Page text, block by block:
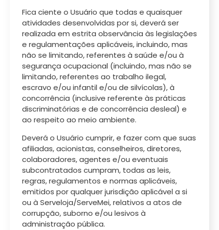
Fica ciente o Usuário que todas e quaisquer
atividades desenvolvidas por si, deverá ser
realizada em estrita observância às legislações
e regulamentações aplicáveis, incluindo, mas
não se limitando, referentes à saúde e/ou à
segurança ocupacional (incluindo, mas não se
limitando, referentes ao trabalho ilegal,
escravo e/ou infantil e/ou de silvícolas), à
concorrência (inclusive referente às práticas
discriminatórias e de concorrência desleal) e
ao respeito ao meio ambiente.
Deverá o Usuário cumprir, e fazer com que suas
afiliadas, acionistas, conselheiros, diretores,
colaboradores, agentes e/ou eventuais
subcontratados cumpram, todas as leis,
regras, regulamentos e normas aplicáveis,
emitidos por qualquer jurisdição aplicável a si
ou à Serveloja/ServeMei, relativos a atos de
corrupção, suborno e/ou lesivos à
administração pública.